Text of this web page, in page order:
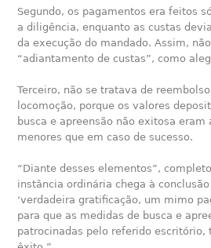
Segundo, os pagamentos era feitos
a diligência, enquanto as custas
da execução do mandado. Assim,
“adiantamento de custas”, como
Terceiro, não se tratava de
locomoção, porque os valores
busca e apreensão não exitosa eram
menores que em caso de sucesso.
“Diante desses elementos”,
instância ordinária chega à
‘verdadeira gratificação, um mimo
para que as medidas de busca e
patrocinadas pelo referido escritório,